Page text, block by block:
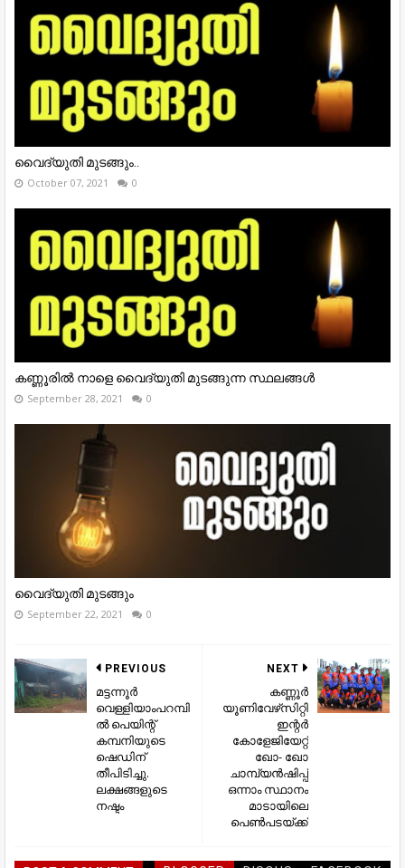
വൈദ്യുതി മുടങ്ങും..
October 07, 2021 0
കണ്ണൂരിൽ നാളെ വൈദ്യുതി മുടങ്ങുന്ന സ്ഥലങ്ങൾ
September 28, 2021 0
വൈദ്യുതി മുടങ്ങും
September 22, 2021 0
NEXT
കണ്ണൂർ
യൂണിവേഴ്‌സിറ്റി
ഇന്റർ
കോളേജിയേറ്റ്
ഖോ- ഖോ
ചാമ്പ്യൻഷിപ്പ്
ഒന്നാം സ്ഥാനം
മാടായിലെ
പെൺപടയ്ക്ക്
PREVIOUS
മട്ടന്നൂർ
വെള്ളിയാംപറമ്പി
ൽ പെയിന്റ്
കമ്പനിയുടെ
ഷെഡിന്
തീപിടിച്ചു.
ലക്ഷങ്ങളുടെ
നഷ്ടം